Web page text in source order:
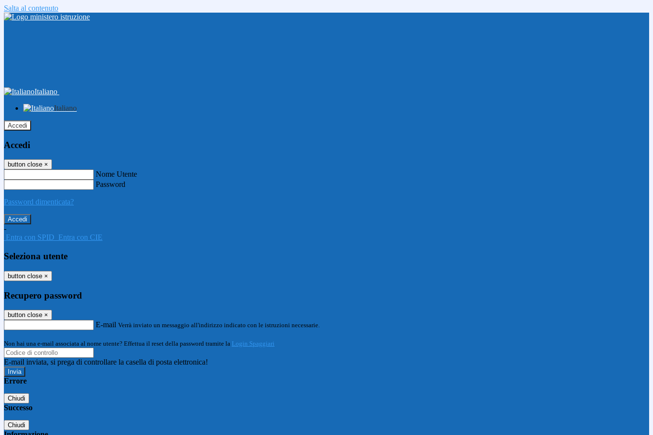
Salta al contenuto
Italiano
Italiano
Accedi
Accedi
button close ×
Nome Utente
Password
Password dimenticata?
-
Entra con SPID Entra con CIE
Seleziona utente
button close ×
Recupero password
button close ×
E-mail Verrà inviato un messaggio all'indirizzo indicato con le istruzioni necessarie.
Non hai una e-mail associata al nome utente? Effettua il reset della password tramite la Login Spaggiari
E-mail inviata, si prega di controllare la casella di posta elettronica!
Errore
Chiudi
Successo
Chiudi